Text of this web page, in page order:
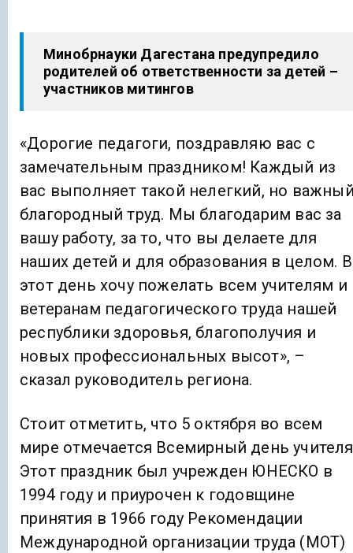
Минобрнауки Дагестана предупредило
родителей об ответственности за детей –
участников митингов
«Дорогие педагоги, поздравляю вас с
замечательным праздником! Каждый из
вас выполняет такой нелегкий, но
благородный труд. Мы благодарим вас за
вашу работу, за то, что вы делаете для
наших детей и для образования в целом. В
этот день хочу пожелать всем учителям и
ветеранам педагогического труда нашей
республики здоровья, благополучия и
новых профессиональных высот», –
сказал руководитель региона.
Стоит отметить, что 5 октября во всем
мире отмечается Всемирный день
Этот праздник был учрежден ЮНЕСКО в
1994 году и приурочен к годовщине
принятия в 1966 году Рекомендации
Международной организации труда (МОТ)